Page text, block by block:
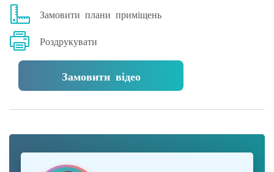
Замовити плани приміщень
Роздрукувати
Замовити відео